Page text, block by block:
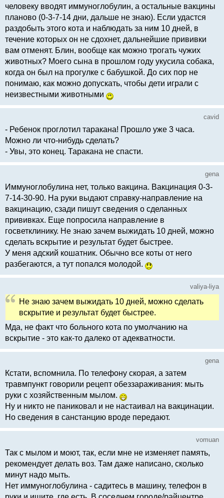
человеку вводят иммуноглобулин, а остальные вакцины
планово (0-3-7-14 дни, дальше не знаю). Если удастся
раздобыть этого кота и наблюдать за ним 10 дней, в
течение которых он не сдохнет, дальнейшие прививки
вам отменят. Блин, вообще как можно трогать чужих
животных? Моего сына в прошлом году укусила собака,
когда он был на прогулке с бабушкой. До сих пор не
понимаю, как можно допускать, чтобы дети играли с
неизвестными животными
cavid
- Ребенок проглотил таракана! Прошло уже 3 часа.
Можно ли что-нибудь сделать?
- Увы, это конец. Таракана не спасти.
gena
Иммуноглобулина нет, только вакцина. Вакцинация 0-3-
7-14-30-90. На руки выдают справку-направление на
вакцинацию, сзади пишут сведения о сделанных
прививках. Еще попросила направление в
госветклинику. Не знаю зачем выжидать 10 дней, можно
сделать вскрытие и результат будет быстрее.
У меня адский кошатник. Обычно все коты от него
разбегаются, а тут попался молодой.
valiya-liya
Не знаю зачем выжидать 10 дней, можно сделать
вскрытие и результат будет быстрее.
Мда, не факт что больного кота по умолчанию на
вскрытие - это как-то далеко от адекватности.
gena
Кстати, вспомнила. По телефону скорая, а затем
травмпункт говорили рецепт обеззараживания: мыть
руки с хозяйственным мылом.
Ну и никто не паниковал и не настаивал на вакцинации.
Но сведения в санстанцию вроде передают.
vomuan
Так с мылом и моют, так, если мне не изменяет память,
рекомендует делать воз. Там даже написано, сколько
минут надо мыть.
Нет иммуноглобулина - садитесь в машину, телефон в